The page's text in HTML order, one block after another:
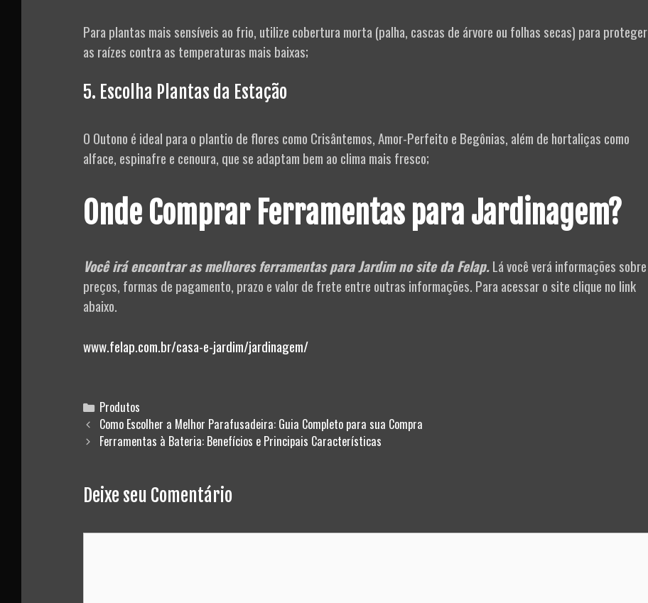
Para plantas mais sensíveis ao frio, utilize cobertura morta (palha, cascas de árvore ou folhas secas) para proteger
as raízes contra as temperaturas mais baixas;
5. Escolha Plantas da Estação
O Outono é ideal para o plantio de flores como Crisântemos, Amor-Perfeito e Begônias, além de hortaliças como
alface, espinafre e cenoura, que se adaptam bem ao clima mais fresco;
Onde Comprar Ferramentas para Jardinagem?
Você irá encontrar as melhores ferramentas para Jardim no site da Felap.Lá você verá informações sobre
preços, formas de pagamento, prazo e valor de frete entre outras informações. Para acessar o site clique no link
abaixo.
www.felap.com.br/casa-e-jardim/jardinagem/
Categories
Produtos
Post
navigation
Como Escolher a Melhor Parafusadeira: Guia Completo para sua Compra
Ferramentas à Bateria: Benefícios e Principais Características
Deixe seu Comentário